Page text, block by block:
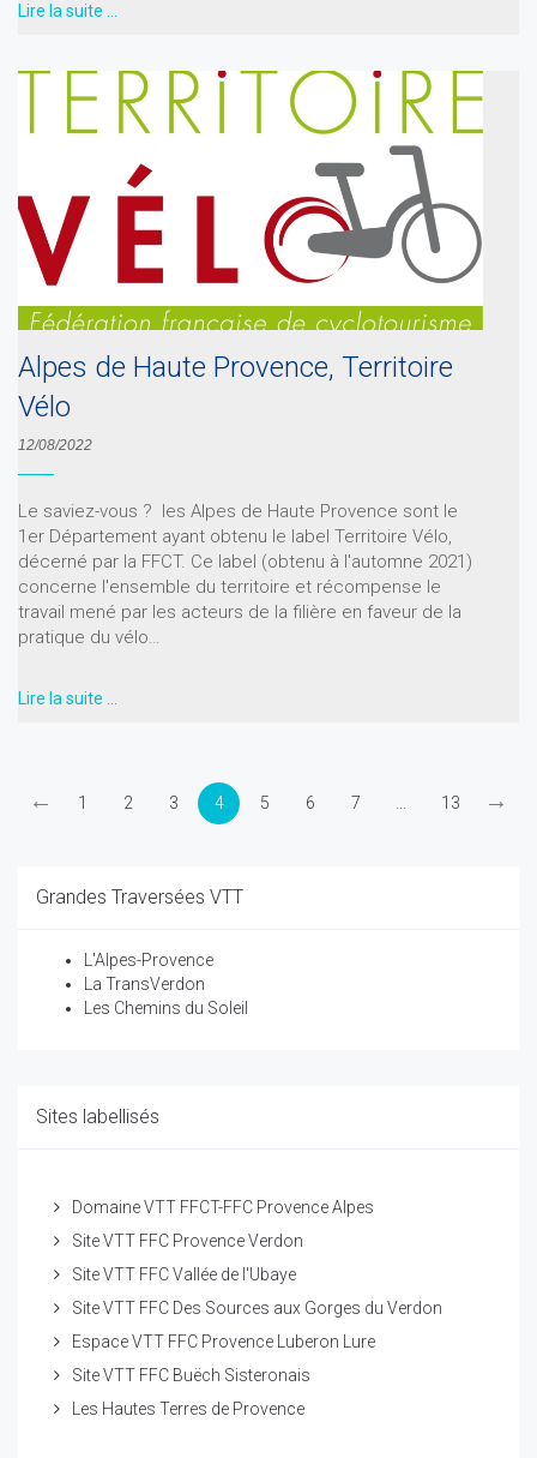
Lire la suite …
Alpes de Haute Provence, Territoire
Vélo
12/08/2022
Le saviez-vous ? les Alpes de Haute Provence sont le
1er Département ayant obtenu le label Territoire Vélo,
décerné par la FFCT. Ce label (obtenu à l'automne 2021)
concerne l'ensemble du territoire et récompense le
travail mené par les acteurs de la filière en faveur de la
pratique du vélo…
Lire la suite …
← 1 2 3 4 5 6 7 ... 13 →
Grandes Traversées VTT
L'Alpes-Provence
La TransVerdon
Les Chemins du Soleil
Sites labellisés
Domaine VTT FFCT-FFC Provence Alpes
Site VTT FFC Provence Verdon
Site VTT FFC Vallée de l'Ubaye
Site VTT FFC Des Sources aux Gorges du Verdon
Espace VTT FFC Provence Luberon Lure
Site VTT FFC Buëch Sisteronais
Les Hautes Terres de Provence